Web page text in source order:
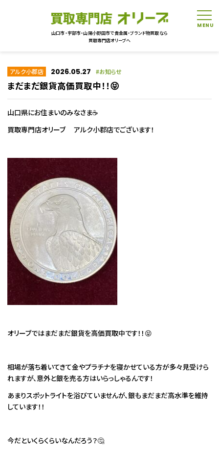
山口市・宇部市・山陽小野田市で貴金属・ブランド物買取なら
買取専門店オリーブへ
アルク小郡店 2026.05.27 お知らせ
まだまだ銀貨高価買取中！！😝
山口県にお住まいのみなさま☕
買取専門店オリーブ アルク小郡店でございます！
オリーブではまだまだ銀貨を高価買取中です！！😝
相場が落ち着いてきて金やプラチナを寝かせている方が多々見受けら
れますが、意外と銀を売る方はいらっしゃるんです！
あまりスポットライトを浴びていませんが、銀もまだまだ高水準を維持
しています！！
今だといくらくらいなんだろう？🤔